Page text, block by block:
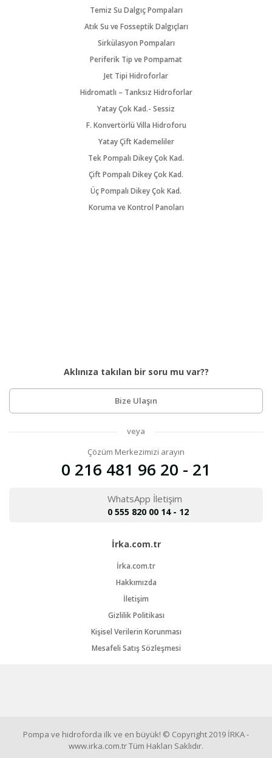
Temiz Su Dalgıç Pompaları
Atık Su ve Fosseptik Dalgıçları
Sirkülasyon Pompaları
Periferik Tip ve Pompamat
Jet Tipi Hidroforlar
Hidromatlı – Tanksız Hidroforlar
Yatay Çok Kad.- Sessiz
F. Konvertörlü Villa Hidroforu
Yatay Çift Kademeliler
Tek Pompalı Dikey Çok Kad.
Çift Pompalı Dikey Çok Kad.
Üç Pompalı Dikey Çok Kad.
Koruma ve Kontrol Panoları
Aklınıza takılan bir soru mu var??
Bize Ulaşın
veya
Çözüm Merkezimizi arayın
0 216 481 96 20 - 21
WhatsApp İletişim
0 555 820 00 14 - 12
İrka.com.tr
İrka.com.tr
Hakkımızda
İletişim
Gizlilik Politikası
Kişisel Verilerin Korunması
Mesafeli Satış Sözleşmesi
Pompa ve hidroforda ilk ve en büyük! © Copyright 2019 İRKA -
www.irka.com.tr Tüm Hakları Saklıdır.